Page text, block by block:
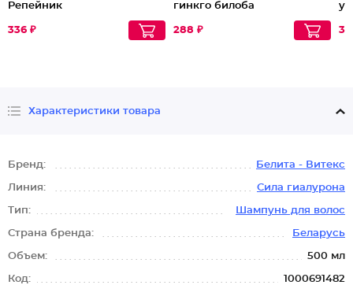
Репейник
336 ₽
гинкго билоба
288 ₽
Характеристики товара
Бренд: Белита - Витекс
Линия: Сила гиалурона
Тип: Шампунь для волос
Страна бренда: Беларусь
Объем: 500 мл
Код: 1000691482